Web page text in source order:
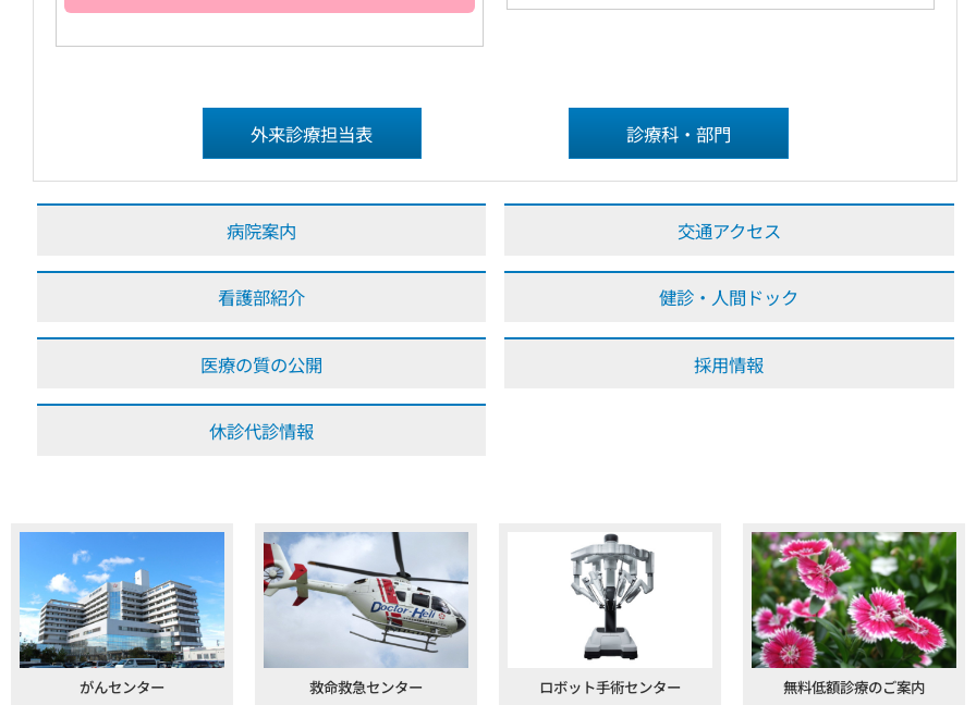
外来診療担当表 診療科・部門
病院案内 交通アクセス
看護部紹介 健診・人間ドック
医療の質の公開 採用情報
休診代診情報
がんセンター 救命救急センター ロボット手術センター 無料低額診療のご案内